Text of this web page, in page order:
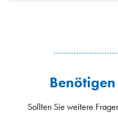
Sollten Sie weitere